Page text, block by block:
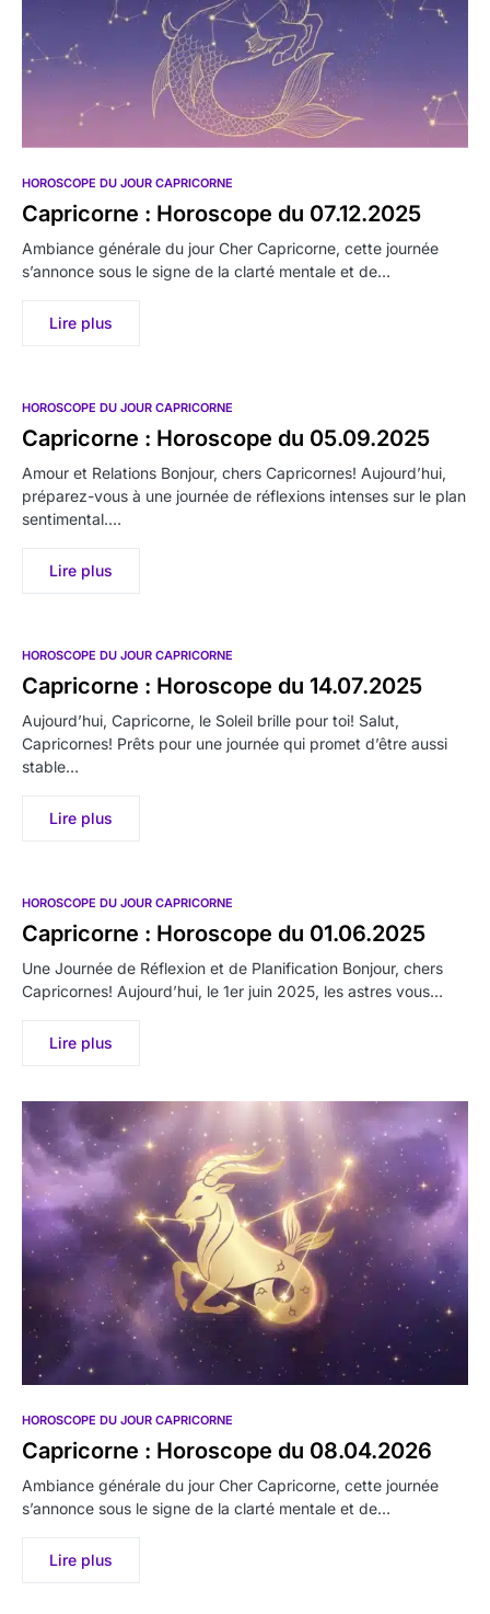
HOROSCOPE DU JOUR CAPRICORNE
Capricorne : Horoscope du 07.12.2025
Ambiance générale du jour Cher Capricorne, cette journée
s’annonce sous le signe de la clarté mentale et de…
Lire plus
HOROSCOPE DU JOUR CAPRICORNE
Capricorne : Horoscope du 05.09.2025
Amour et Relations Bonjour, chers Capricornes! Aujourd’hui,
préparez-vous à une journée de réflexions intenses sur le plan
sentimental.…
Lire plus
HOROSCOPE DU JOUR CAPRICORNE
Capricorne : Horoscope du 14.07.2025
Aujourd’hui, Capricorne, le Soleil brille pour toi! Salut,
Capricornes! Prêts pour une journée qui promet d’être aussi
stable…
Lire plus
HOROSCOPE DU JOUR CAPRICORNE
Capricorne : Horoscope du 01.06.2025
Une Journée de Réflexion et de Planification Bonjour, chers
Capricornes! Aujourd’hui, le 1er juin 2025, les astres vous…
Lire plus
HOROSCOPE DU JOUR CAPRICORNE
Capricorne : Horoscope du 08.04.2026
Ambiance générale du jour Cher Capricorne, cette journée
s’annonce sous le signe de la clarté mentale et de…
Lire plus